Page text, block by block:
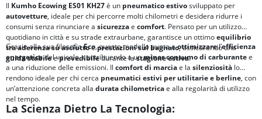
Il Kumho Ecowing ES01 KH27è un pneumatico estivosviluppato per
autovetture, ideale per chi percorre molti chilometri e desidera ridurre i
consumi senza rinunciare a sicurezzae comfort. Pensato per un utilizzo
quotidiano in città e su strade extraurbane, garantisce un ottimoequilibrio
traaderenza su asciuttoeprestazioni sul bagnato, assicurando una
guida stabileeprevedibiledurante lastagione estiva.
Grazie alla sua filosofiaEco, questo modello punta aottimizzarel’efficienza
energeticadel veicolo, contribuendo a unminor consumo di carburantee
a una riduzione delle emissioni. Il comfort di marciae la silenziosità lo
rendono ideale per chi cerca pneumatici estivi per utilitarie e berline, con
un’attenzione concreta alla durata chilometricae alla regolarità di utilizzo
nel tempo.
La Scienza Dietro La Tecnologia: